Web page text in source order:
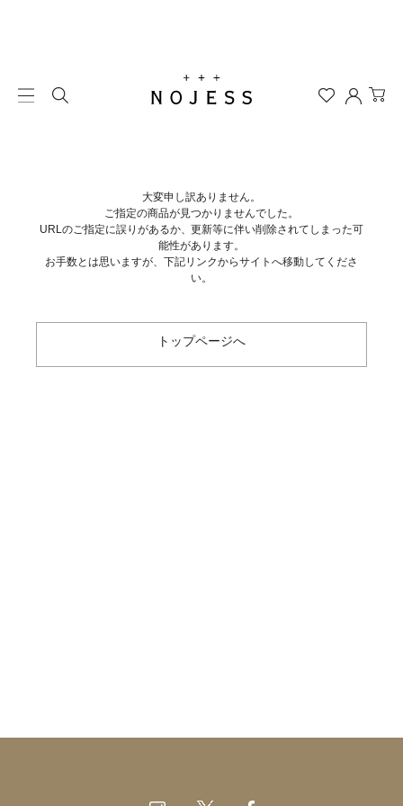
大変申し訳ありません。
ご指定の商品が見つかりませんでした。
URLのご指定に誤りがあるか、更新等に伴い削除されてしまった可
能性があります。
お手数とは思いますが、下記リンクからサイトへ移動してくださ
い。
トップページへ